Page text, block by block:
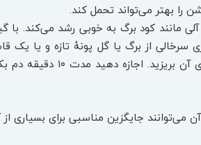
را بهتر می‌تواند تحمل کند.
مانند کود برگ به خوبی رشد می‌کند. با
سرخالی از برگ یا گل پونهٔ تازه و
ریخته و یک فنجان
جایگزین مناسبی برای بسیاری